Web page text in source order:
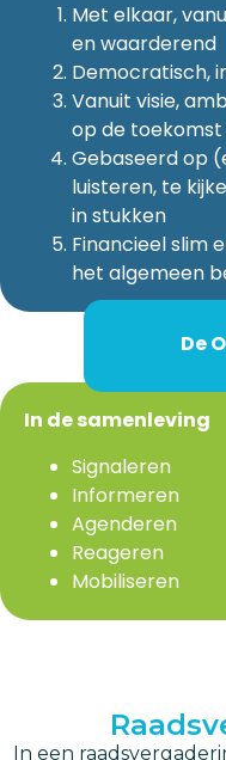
Met elkaar,
en waarderend
Democratisch,
Vanuit visie,
op de toekomst
Gebaseerd op
luisteren, te
in stukken
Financieel slim
het algemeen
De
In de samenleving
Signaleren
Informeren
Agenderen
Reageren
Mobiliseren
In een